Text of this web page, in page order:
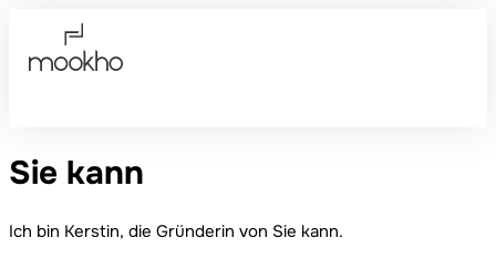
Sie kann
Ich bin Kerstin, die Gründerin von Sie kann.